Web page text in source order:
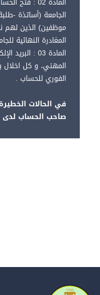
موظفين) الذين لهم
المغادرة النهائية
المادة 03 :
المهني، و كل اخلال
الفوري للحساب .
في الحالات
صاحب الحساب لدى